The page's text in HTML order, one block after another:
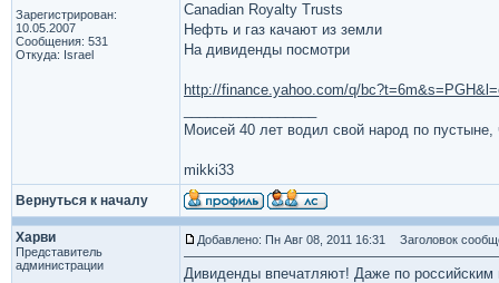
Зарегистрирован:
10.05.2007
Сообщения: 531
Откуда: Israel
Canadian Royalty Trusts
Нефть и газ качают из земли
На дивиденды посмотри
http://finance.yahoo.com/q/
Моисей 40 лет водил свой народ по
mikki33
Вернуться к началу
Харви
Представитель
администрации
Добавлено: Пн Авг 08, 2011 16:31 Заголовок
Дивиденды впечатляют! Даже по российским